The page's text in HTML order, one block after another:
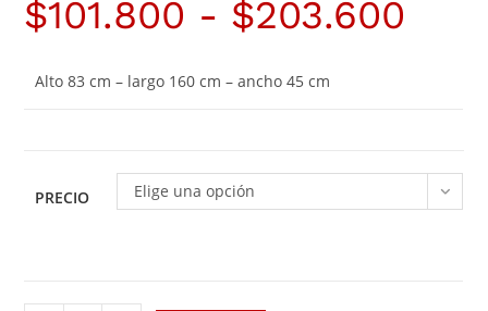
$101.800 - $203.600
Alto 83 cm – largo 160 cm – ancho 45 cm
PRECIO Elige una opción